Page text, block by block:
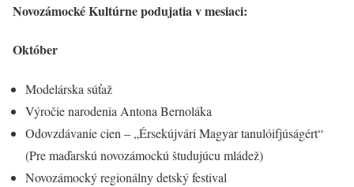
Novozámocké Kultúrne podujatia v mesiaci:
Október
Modelárska súťaž
Výročie narodenia Antona Bernoláka
Odovzdávanie cien – „Érsekújvári Magyar tanulóifjúságért“
(Pre maďarskú novozámockú študujúcu mládež)
Novozámocký regionálny detský festival